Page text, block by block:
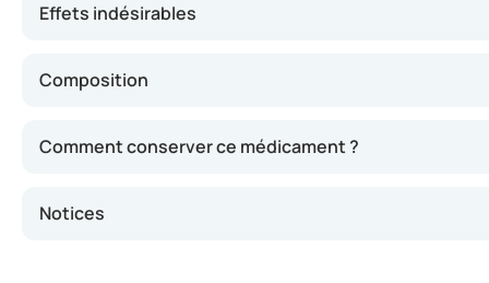
Effets indésirables
Composition
Comment conserver ce médicament ?
Notices